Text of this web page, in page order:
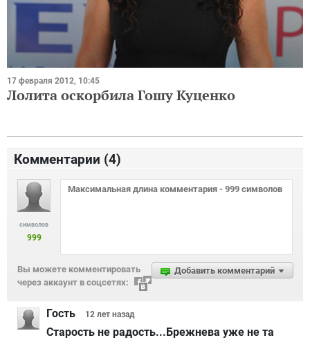
17 февраля 2012, 10:45
Лолита оскорбила Гошу Куценко
Комментарии (4)
символов
999
Добавить комментарий
Вы можете комментировать
через аккаунт в соцсетях:
Гость 12 лет назад
Старость не радость...Брежнева уже не та